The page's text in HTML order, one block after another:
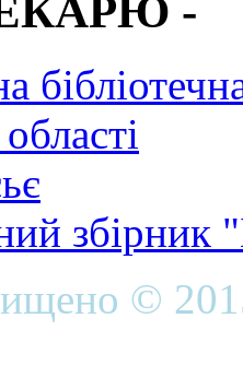
-
©